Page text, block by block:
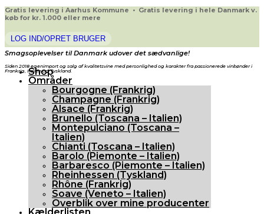
Gratis levering i Aarhus Kommune • Gratis levering i hele Danmark v.
køb for kr. 1.000 eller mere
LOG IND/OPRET BRUGER
Smagsoplevelser til Danmark udover det sædvanlige!
Siden 2018 egenimport og salg af kvalitetsvine med personlighed og karakter fra passionerede vinbønder i
Frankrig, Italien og Tyskland.
Shop
Områder
Bourgogne (Frankrig)
Champagne (Frankrig)
Alsace (Frankrig)
Brunello (Toscana – Italien)
Montepulciano (Toscana –
Italien)
Chianti (Toscana – Italien)
Barolo (Piemonte – Italien)
Barbaresco (Piemonte – Italien)
Rheinhessen (Tyskland)
Rhône (Frankrig)
Soave (Veneto – Italien)
Overblik over mine producenter